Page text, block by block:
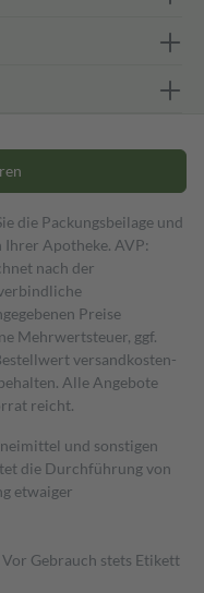
die Packungsbeilage und
Apotheke. AVP:
nach der
Preise
Mehrwertsteuer, ggf.
versand­kosten­
Alle Angebote
reicht.
und sonstigen
die Durchführung von
etwaiger
Gebrauch stets Etikett